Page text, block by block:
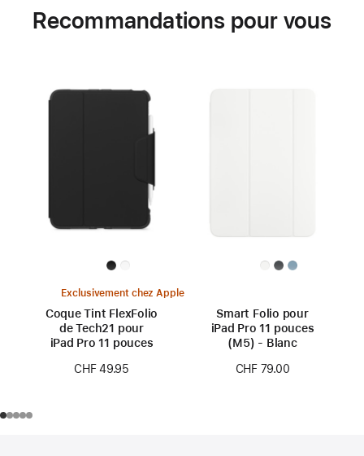
Recommandations pour vous
Exclusivement chez Apple
Coque Tint FlexFolio
de Tech21 pour
iPad Pro 11 pouces
CHF 49.95
Smart Folio pour
iPad Pro 11 pouces
(M5) - Blanc
CHF 79.00